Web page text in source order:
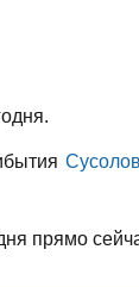
прямо